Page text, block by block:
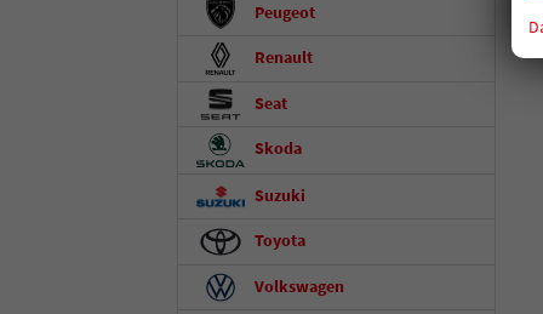
Peugeot
Renault
Seat
Skoda
Suzuki
Toyota
Volkswagen